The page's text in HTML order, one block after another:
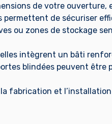
de votre
permettent de sécuriser
ou zones de stockage
intègrent un bâti
blindées peuvent être
fabrication et